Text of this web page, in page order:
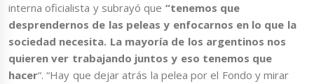
interna oficialista y subrayó que “tenemos que
desprendernos de las peleas y enfocarnos en lo que la
sociedad necesita. La mayoría de los argentinos nos
quieren ver trabajando juntos y eso tenemos que
hacer“. “Hay que dejar atrás la pelea por el Fondo y mirar